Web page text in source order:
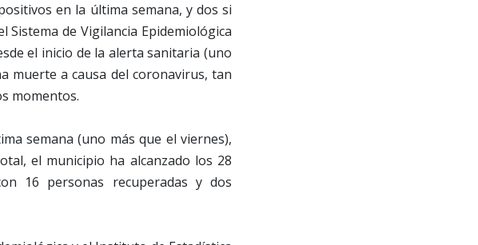
en la última semana, y dos si
Sistema de Vigilancia Epidemiológica
el inicio de la alerta sanitaria (uno
muerte a causa del coronavirus, tan
momentos.
semana (uno más que el viernes),
el municipio ha alcanzado los 28
16 personas recuperadas y dos